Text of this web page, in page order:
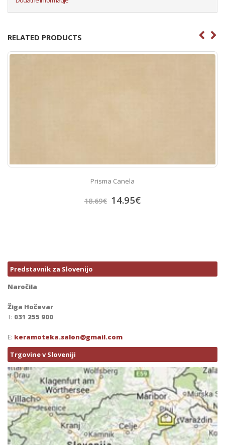
RELATED PRODUCTS
Prisma Canela
18.69€ 14.95€
Predstavnik za Slovenijo
Naročila
Žiga Hočevar
T: 031 255 900
E: keramoteka.salon@gmail.com
Trgovine v Sloveniji